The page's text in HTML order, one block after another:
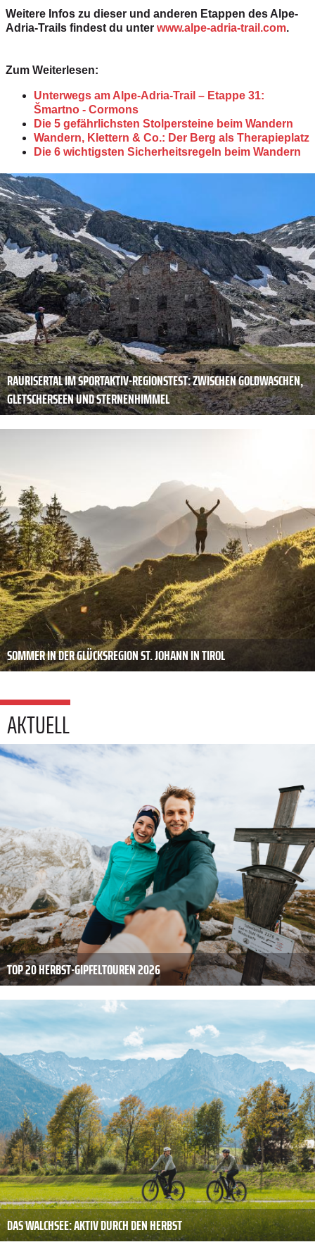
Weitere Infos zu dieser und anderen Etappen des Alpe-
Adria-Trails findest du unter www.alpe-adria-trail.com.
Zum Weiterlesen:
Unterwegs am Alpe-Adria-Trail – Etappe 31:
Šmartno - Cormons
Die 5 gefährlichsten Stolpersteine beim Wandern
Wandern, Klettern & Co.: Der Berg als Therapieplatz
Die 6 wichtigsten Sicherheitsregeln beim Wandern
RAURISERTAL IM SPORTAKTIV-REGIONSTEST: ZWISCHEN GOLDWASCHEN,
GLETSCHERSEEN UND STERNENHIMMEL
SOMMER IN DER GLÜCKSREGION ST. JOHANN IN TIROL
AKTUELL
TOP 20 HERBST-GIPFELTOUREN 2026
DAS WALCHSEE: AKTIV DURCH DEN HERBST